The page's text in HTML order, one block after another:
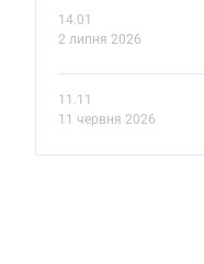
14.01
2 липня 2026
11.11
11 червня 2026